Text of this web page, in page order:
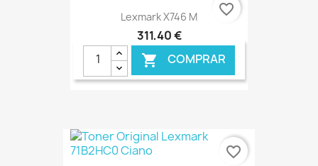
Lexmark X746 M
311,40 €
 COMPRAR
€ ONLINE
favorite_border
favorite_border